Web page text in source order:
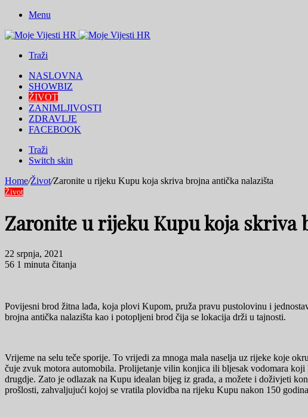
Menu
Traži
NASLOVNA
SHOWBIZ
ŽIVOT
ZANIMLJIVOSTI
ZDRAVLJE
FACEBOOK
Traži
Switch skin
Home/Život/Zaronite u rijeku Kupu koja skriva brojna antička nalazišta
Život
Zaronite u rijeku Kupu koja skriva
22 srpnja, 2021
56 1 minuta čitanja
Povijesni brod žitna lađa, koja plovi Kupom, pruža pravu pustolovinu i
brojna antička nalazišta kao i potopljeni brod čija se lokacija drži u tajnosti.
Vrijeme na selu teče sporije. To vrijedi za mnoga mala naselja uz rijeke koje
čuje zvuk motora automobila. Prolijetanje vilin konjica ili bljesak vodomara
drugdje. Zato je odlazak na Kupu idealan bijeg iz grada, a možete i doživjeti
prošlosti, zahvaljujući kojoj se vratila plovidba na rijeku Kupu nakon 150